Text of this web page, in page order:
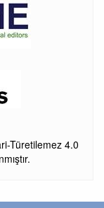
Türetilemez 4.0